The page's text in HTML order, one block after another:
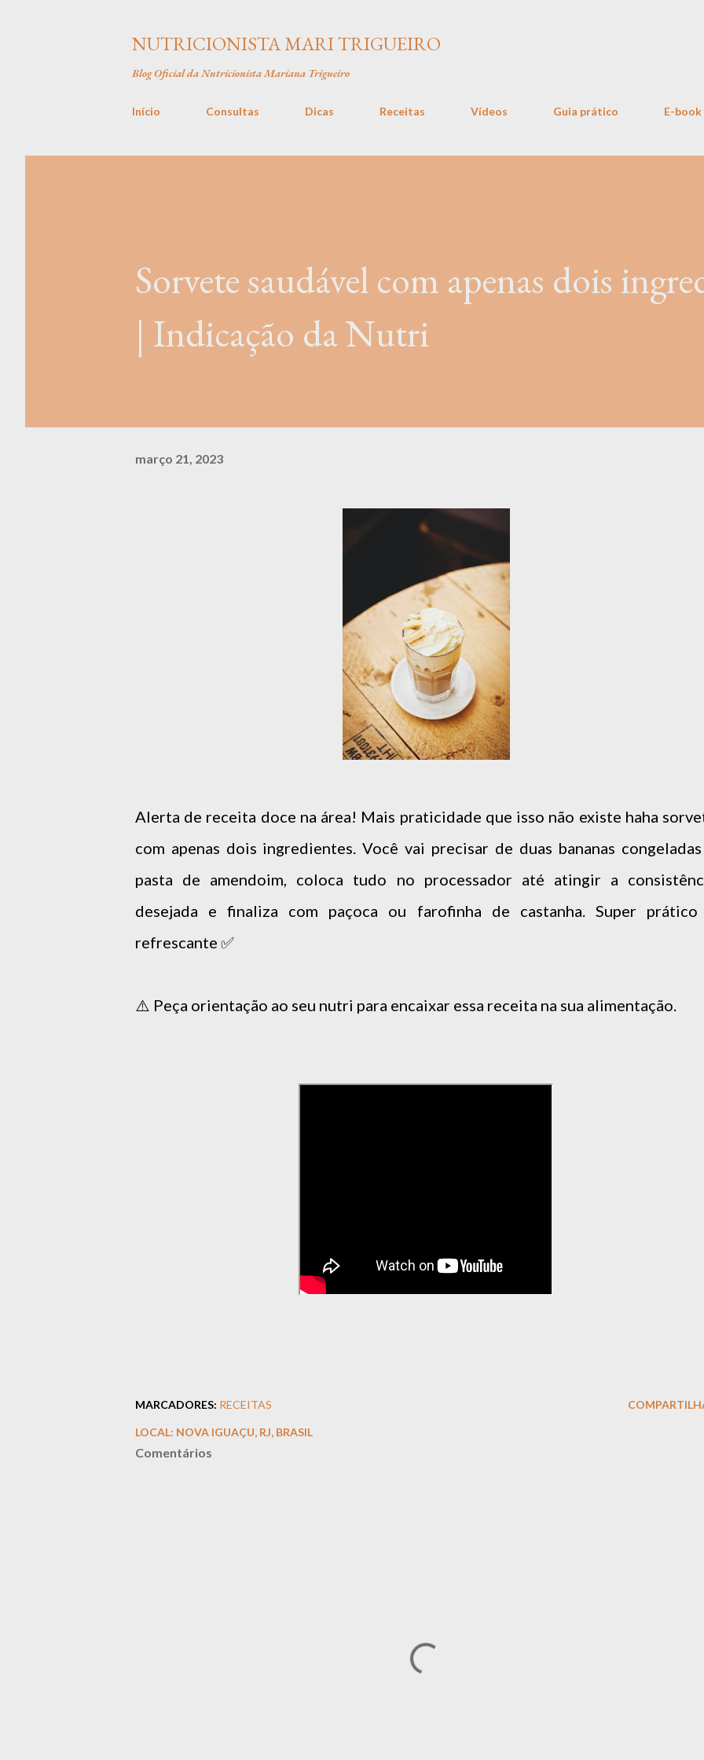
NUTRICIONISTA MARI TRIGUEIRO
Blog Oficial da Nutricionista Mariana Trigueiro
Início Consultas Dicas Receitas Vídeos Guia prático E-book
Sorvete saudável com apenas dois
| Indicação da Nutri
março 21, 2023
Alerta de receita doce na área! Mais praticidade que isso não existe haha
com apenas dois ingredientes. Você vai precisar de duas bananas
pasta de amendoim, coloca tudo no processador até atingir a
desejada e finaliza com paçoca ou farofinha de castanha. Super
refrescante ✅️
⚠️ Peça orientação ao seu nutri para encaixar essa receita na sua alimentação.
MARCADORES: RECEITAS
LOCAL: NOVA IGUAÇU, RJ, BRASIL
Comentários